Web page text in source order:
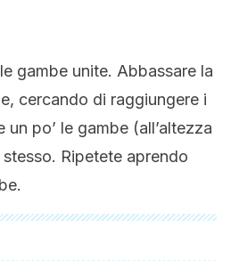
gambe unite. Abbassare la
cercando di raggiungere i
po’ le gambe (all’altezza
Ripetete aprendo